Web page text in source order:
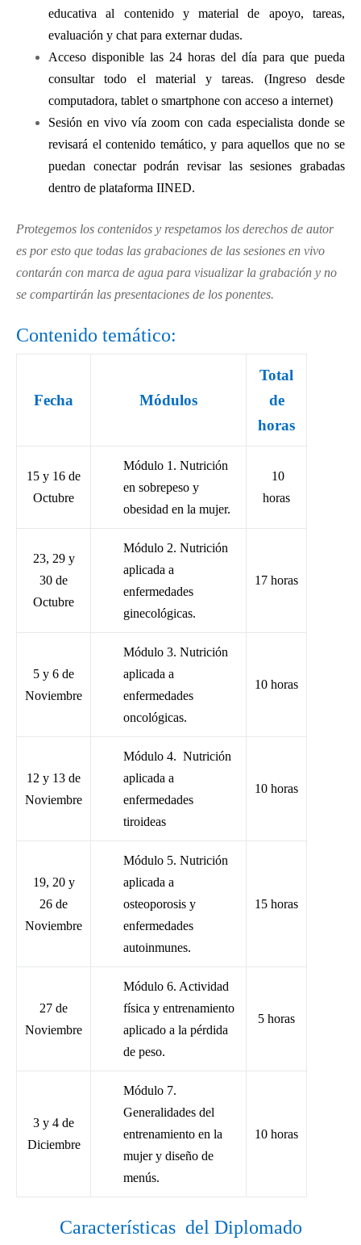
educativa al contenido y material de apoyo, tareas,
evaluación y chat para externar dudas.
Acceso disponible las 24 horas del día para que pueda
consultar todo el material y tareas. (Ingreso desde
computadora, tablet o smartphone con acceso a internet)
Sesión en vivo vía zoom con cada especialista donde se
revisará el contenido temático, y para aquellos que no se
puedan conectar podrán revisar las sesiones grabadas
dentro de plataforma IINED.
Protegemos los contenidos y respetamos los derechos de autor
es por esto que todas las grabaciones de las sesiones en vivo
contarán con marca de agua para visualizar la grabación y no
se compartirán las presentaciones de los ponentes.
Contenido temático:
Fecha Módulos
Total
de
horas
15 y 16 de
Octubre
Módulo 1. Nutrición
en sobrepeso y
obesidad en la mujer.
10
horas
23, 29 y
30 de
Octubre
Módulo 2. Nutrición
aplicada a
enfermedades
ginecológicas.
17 horas
5 y 6 de
Noviembre
Módulo 3. Nutrición
aplicada a
enfermedades
oncológicas.
10 horas
12 y 13 de
Noviembre
Módulo 4. Nutrición
aplicada a
enfermedades
tiroideas
10 horas
19, 20 y
26 de
Noviembre
Módulo 5. Nutrición
aplicada a
osteoporosis y
enfermedades
autoinmunes.
15 horas
27 de
Noviembre
Módulo 6. Actividad
física y entrenamiento
aplicado a la pérdida
de peso.
5 horas
3 y 4 de
Diciembre
Módulo 7.
Generalidades del
entrenamiento en la
mujer y diseño de
menús.
10 horas
Características del Diplomado